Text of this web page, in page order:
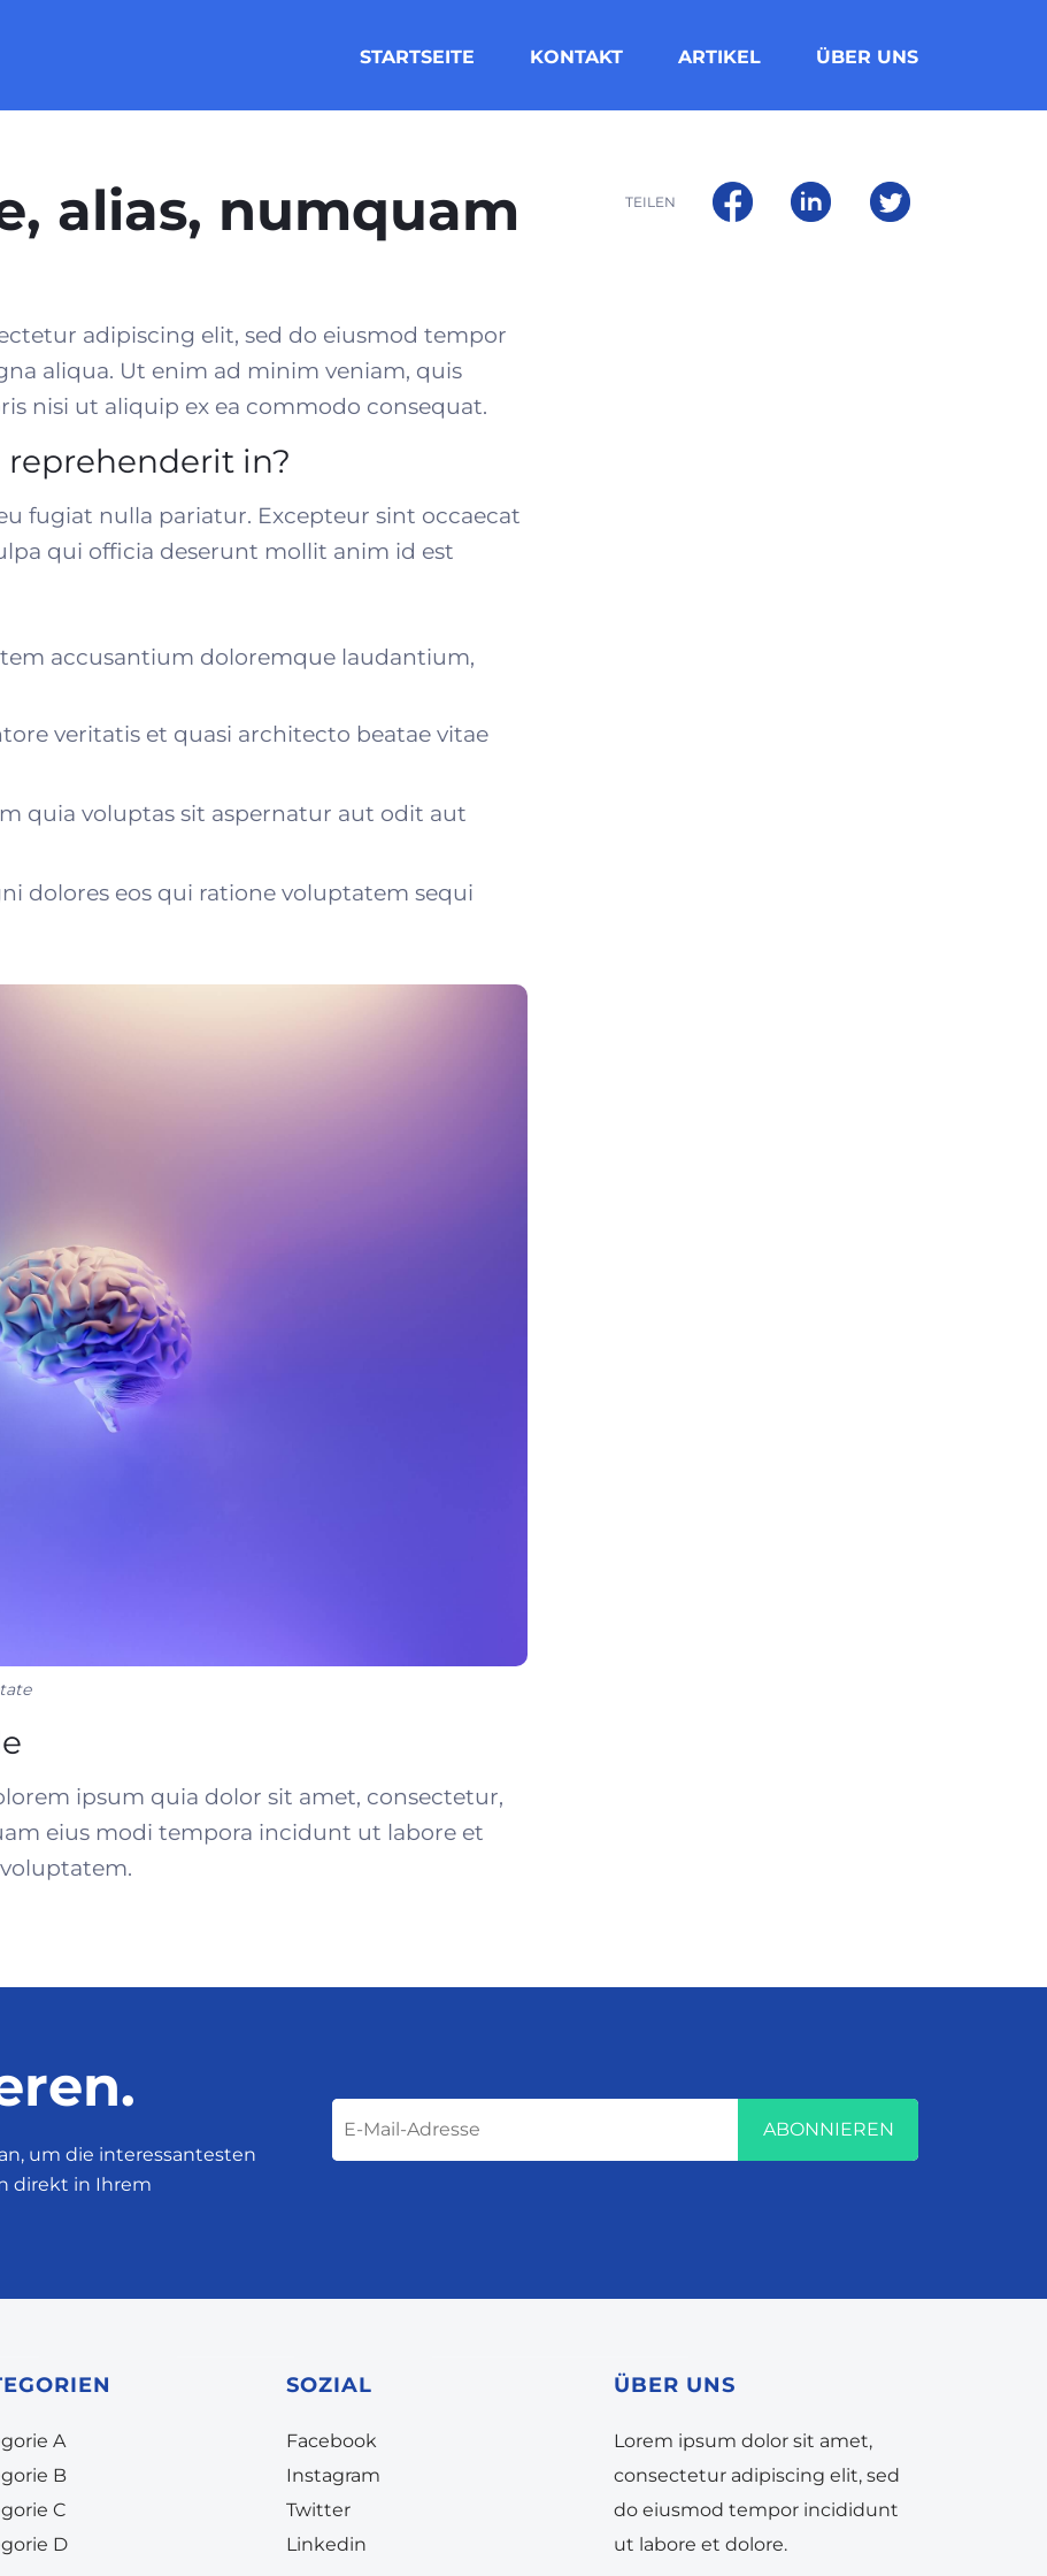
STARTSEITE KONTAKT ARTIKEL ÜBER UNS
alias, numquam
adipiscing elit, sed do eiusmod tempor
aliqua. Ut enim ad minim veniam, quis
nisi ut aliquip ex ea commodo consequat.
in?
fugiat nulla pariatur. Excepteur sint occaecat
qui officia deserunt mollit anim id est
accusantium doloremque laudantium,
veritatis et quasi architecto beatae vitae
quia voluptas sit aspernatur aut odit aut
dolores eos qui ratione voluptatem sequi
ipsum quia dolor sit amet, consectetur,
eius modi tempora incidunt ut labore et
TEILEN
um die interessantesten
direkt in Ihrem
ABONNIEREN
A
B
C
D
SOZIAL
Facebook
Instagram
Twitter
Linkedin
ÜBER UNS
Lorem ipsum dolor sit amet,
consectetur adipiscing elit, sed
do eiusmod tempor incididunt
ut labore et dolore.